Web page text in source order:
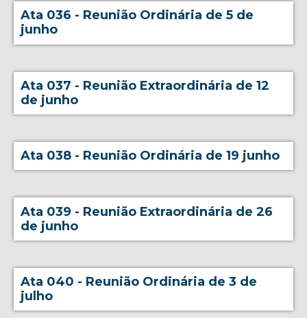
Ata 036 - Reunião Ordinária de 5 de
junho
Ata 037 - Reunião Extraordinária de 12
de junho
Ata 038 - Reunião Ordinária de 19 junho
Ata 039 - Reunião Extraordinária de 26
de junho
Ata 040 - Reunião Ordinária de 3 de
julho